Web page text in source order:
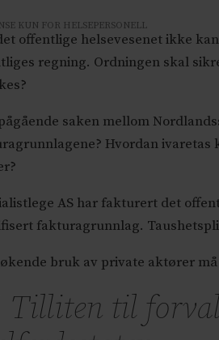
KUN FOR HELSEPERSONELL
offentlige helsevesenet ikke
regning. Ordningen skal
saken mellom
Hvordan
AS har fakturert det
fakturagrunnlag.
bruk av private aktører
Tilliten til